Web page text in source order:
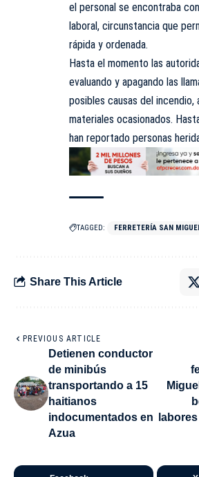
el personal se encontraba
laboral, circunstancia que
rápida y ordenada.
Hasta el momento las
evaluando y apagando las
posibles causas del incendio,
materiales ocasionados.
han reportado personas
TAGGED: FERRETERÍA SAN
Share This Article
PREVIOUS ARTICLE
Detienen conductor
de minibús
transportando a 15
haitianos
indocumentados en
Azua